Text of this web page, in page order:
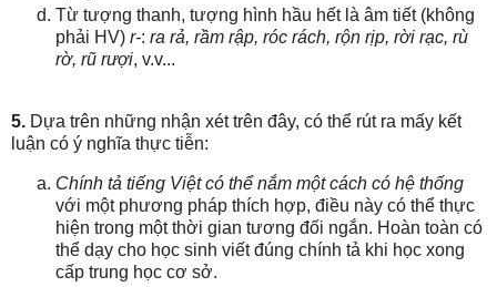
Từ tượng thanh, tượng hình hầu hết là âm tiết (không
phải HV) r-: ra rả, rầm rập, róc rách, rộn rịp, rời rạc, rù
rờ, rũ rượi, v.v...
5. Dựa trên những nhận xét trên đây, có thể rút ra mấy kết
luận có ý nghĩa thực tiễn:
Chính tả tiếng Việt có thể nắm một cách có hệ thống
với một phương pháp thích hợp, điều này có thể thực
hiện trong một thời gian tương đối ngắn. Hoàn toàn có
thể dạy cho học sinh viết đúng chính tả khi học xong
cấp trung học cơ sở.